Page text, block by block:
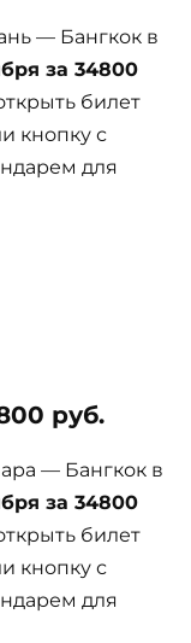
— Бангкок в
за 34800
билет
кнопку с
для
руб.
— Бангкок в
за 34800
билет
кнопку с
для